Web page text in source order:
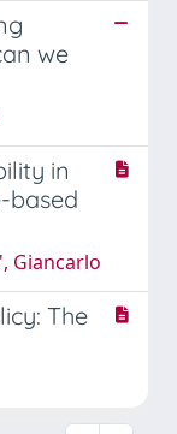
we
in
based
Giancarlo
The